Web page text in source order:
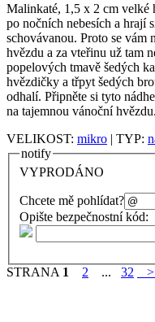
Malinkaté, 1,5 x 2 cm velké
po nočních nebesích a hrají
schovávanou. Proto se vám
hvězdu a za vteřinu už tam
popelových tmavě šedých
hvězdičky a třpyt šedých
odhalí. Připněte si tyto
na tajemnou vánoční hvězdu.
VELIKOST: mikro | TYP:
notify
VYPRODÁNO
Chcete mě pohlídat?
Opište bezpečnostní kód:
STRANA 1 2 ... 32 >